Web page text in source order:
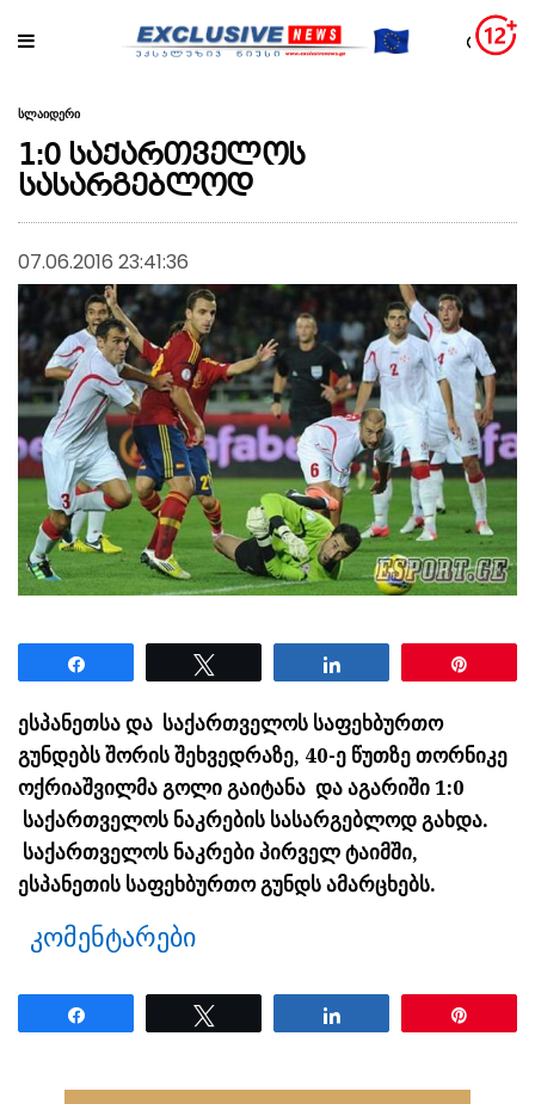
სლაიდერი
1:0 საქართველოს
სასარგებლოდ
07.06.2016 23:41:36
ესპანეთსა და საქართველოს საფეხბურთო
გუნდებს შორის შეხვედრაზე, 40-ე წუთზე თორნიკე
ოქრიაშვილმა გოლი გაიტანა და აგარიში 1:0
საქართველოს ნაკრების სასარგებლოდ გახდა.
საქართველოს ნაკრები პირველ ტაიმში,
ესპანეთის საფეხბურთო გუნდს ამარცხებს.
კომენტარები